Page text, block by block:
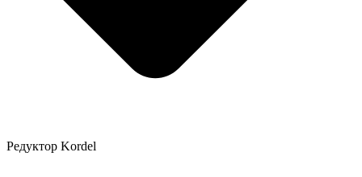
Редуктор Kordel